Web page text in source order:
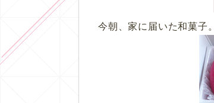
今朝、家に届いた和菓子。